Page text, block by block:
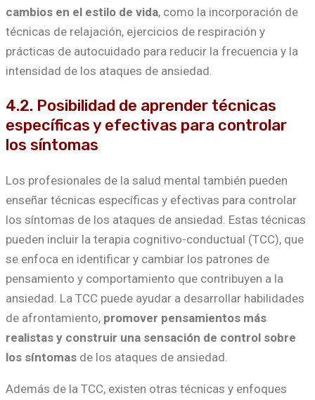
cambios en el estilo de vida, como la incorporación de
técnicas de relajación, ejercicios de respiración y
prácticas de autocuidado para reducir la frecuencia y la
intensidad de los ataques de ansiedad.
4.2. Posibilidad de aprender técnicas
específicas y efectivas para controlar
los síntomas
Los profesionales de la salud mental también pueden
enseñar técnicas específicas y efectivas para controlar
los síntomas de los ataques de ansiedad. Estas técnicas
pueden incluir la terapia cognitivo-conductual (TCC), que
se enfoca en identificar y cambiar los patrones de
pensamiento y comportamiento que contribuyen a la
ansiedad. La TCC puede ayudar a desarrollar habilidades
de afrontamiento, promover pensamientos más
realistas y construir una sensación de control sobre
los síntomas de los ataques de ansiedad.
Además de la TCC, existen otras técnicas y enfoques